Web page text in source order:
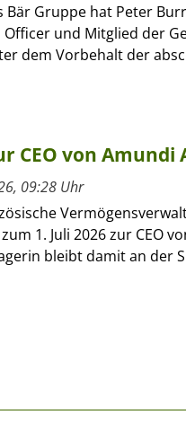
Bär Gruppe hat Peter
Officer und Mitglied der
dem Vorbehalt der
CEO von Amundi
09:28 Uhr
1. Juli 2026 zur CEO
bleibt damit an der